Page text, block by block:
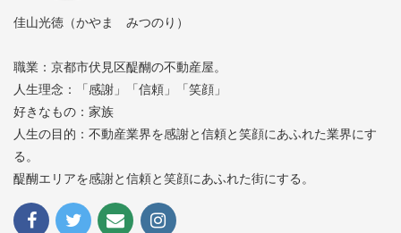
佳山光徳（かやま みつのり）
職業：京都市伏見区醍醐の不動産屋。
人生理念：「感謝」「信頼」「笑顔」
好きなもの：家族
人生の目的：不動産業界を感謝と信頼と笑顔にあふれた業界にす
る。
醍醐エリアを感謝と信頼と笑顔にあふれた街にする。